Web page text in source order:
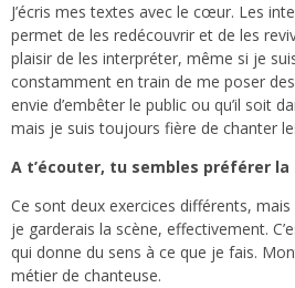
J’écris mes textes avec le cœur. Les
permet de les redécouvrir et de les
plaisir de les interpréter, même si je
constamment en train de me poser
envie d’embêter le public ou qu’il soit
mais je suis toujours fière de chanter
A t’écouter, tu sembles préférer la
Ce sont deux exercices différents,
je garderais la scène, effectivement.
qui donne du sens à ce que je fais.
métier de chanteuse.